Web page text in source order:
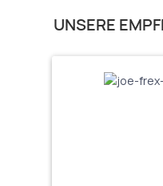
Produktgalerie
UNSERE